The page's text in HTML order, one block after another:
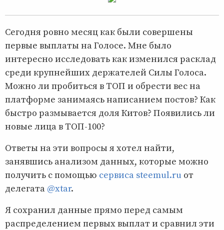
Сегодня ровно месяц как были совершены
первые выплаты на Голосе. Мне было
интересно исследовать как изменился расклад
среди крупнейших держателей Силы Голоса.
Можно ли пробиться в ТОП и обрести вес на
платформе занимаясь написанием постов? Как
быстро размывается доля Китов? Появились ли
новые лица в ТОП-100?
Ответы на эти вопросы я хотел найти,
занявшись анализом данных, которые можно
получить с помощью сервиса steemul.ru от
делегата @xtar.
Я сохранил данные прямо перед самым
распределением первых выплат и сравнил эти